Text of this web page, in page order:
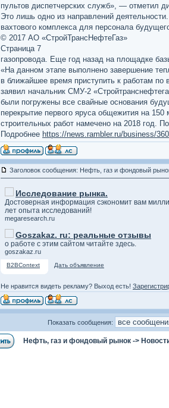
пультов диспетчерских служб», — отметил
Это лишь одно из направлений
вахтового комплекса для персонала
© 2017 АО «СтройТрансНефтеГаз»
Страница 7
газопровода. Еще год назад на площадке
«На данном этапе выполнено завершение
в ближайшее время приступить к работам
заявил начальник СМУ-2
были погружены все свайные основания
перекрытие первого яруса общежития на 150
строительных работ намечено на 2018 год.
Подробнее https://news.rambler.ru/business/
Заголовок сообщения: Нефть, газ и фондовый
Исследование рынка.
Достоверная информация сэкономит вам
лет опыта исследований!
megaresearch.ru
Goszakaz. ru: реальные отзывы
о работе с этим сайтом читайте здесь.
goszakaz.ru
B2BContext Дать объявление
Не нравится видеть рекламу? Выход есть!
Показать сообщения:
Нефть, газ и фондовый рынок ->